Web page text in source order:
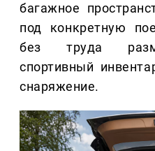
багажное
под конкретную
без труда
спортивный
снаряжение.